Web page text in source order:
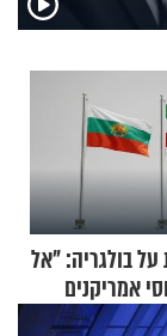
על בולגריה: "אל
אמריקנים
שלכם"